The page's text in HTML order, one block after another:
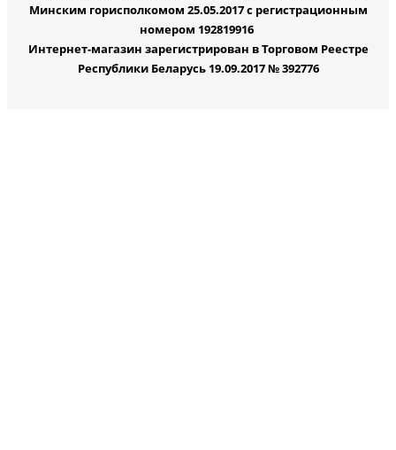
Минским горисполкомом 25.05.2017 с регистрационным
номером 192819916
Интернет-магазин зарегистрирован в Торговом Реестре
Республики Беларусь 19.09.2017 № 392776